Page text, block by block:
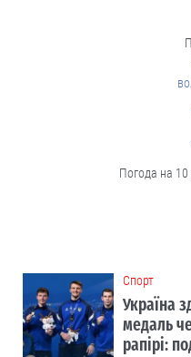
Погода на 10
Cпорт
Україна
медаль
рапірі: